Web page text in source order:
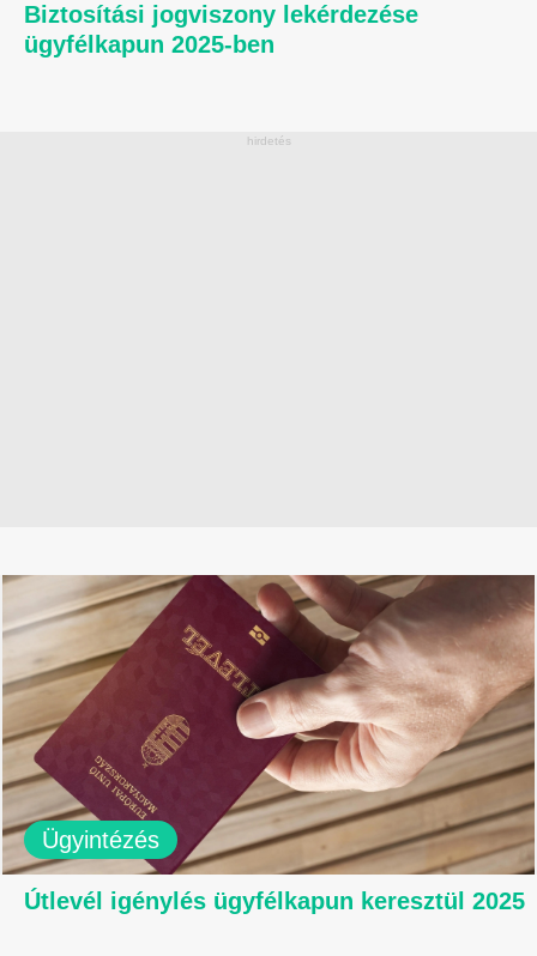
Biztosítási jogviszony lekérdezése
ügyfélkapun 2025-ben
Ügyintézés
Útlevél igénylés ügyfélkapun keresztül 2025